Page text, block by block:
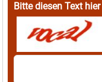
Bitte diesen Text